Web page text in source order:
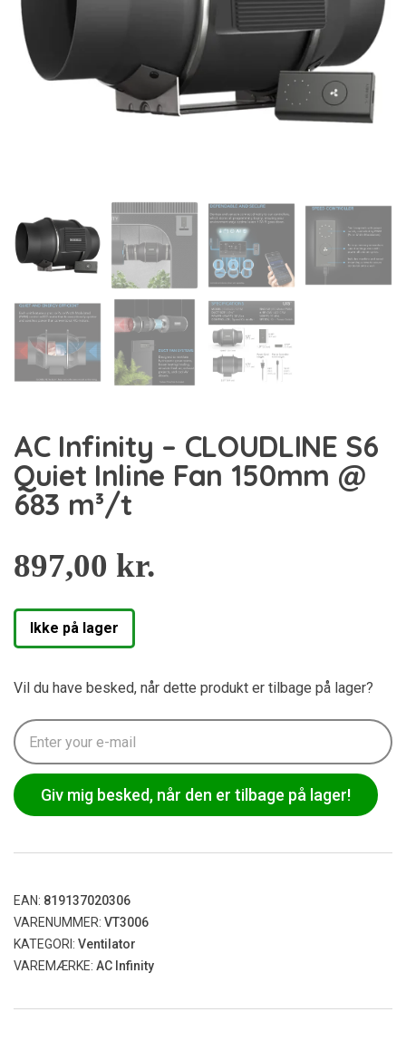
AC Infinity – CLOUDLINE S6
Quiet Inline Fan 150mm @
683 m³/t
897,00 kr.
Ikke på lager
Vil du have besked, når dette produkt er tilbage på lager?
Giv mig besked, når den er tilbage på lager!
EAN: 819137020306
VARENUMMER: VT3006
KATEGORI: Ventilator
VAREMÆRKE: AC Infinity